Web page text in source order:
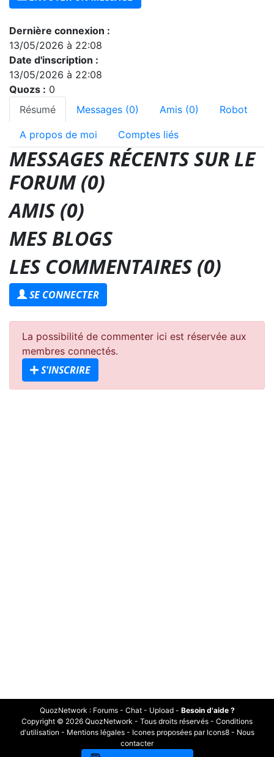
Dernière connexion :
13/05/2026 à 22:08
Date d'inscription :
13/05/2026 à 22:08
Quozs : 0
Résumé
Messages (0) Amis (0) Robot
A propos de moi Comptes liés
MESSAGES RÉCENTS SUR LE
FORUM (0)
AMIS (0)
MES BLOGS
LES COMMENTAIRES (0)
SE CONNECTER
La possibilité de commenter ici est réservée aux
membres connectés.
S'INSCRIRE
QuozNetwork : Forums- Chat- Upload- Besoin d'aide ?
Copyright © 2026 QuozNetwork - Tous droits réservés - Conditions
d'utilisation - Mentions légales- Icones proposées par Icons8- Nous
contacter